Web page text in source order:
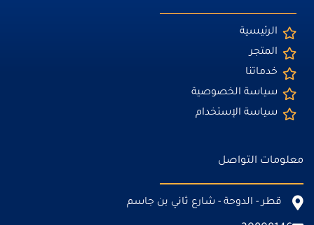
الرئيسية
المتجر
خدماتنا
سياسة الخصوصية
سياسة الإستخدام
معلومات التواصل
قطر - الدوحة - شارع ثاني بن جاسم